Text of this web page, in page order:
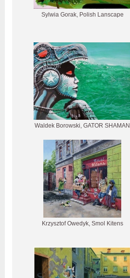
Sylwia Gorak, Polish Lanscape
Waldek Borowski, GATOR SHAMAN
Krzysztof Owedyk, Smol Kitens